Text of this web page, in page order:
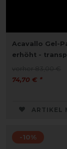
Acavallo Gel-
erhöht -
74,70 € *
ARTIKEL
-10%